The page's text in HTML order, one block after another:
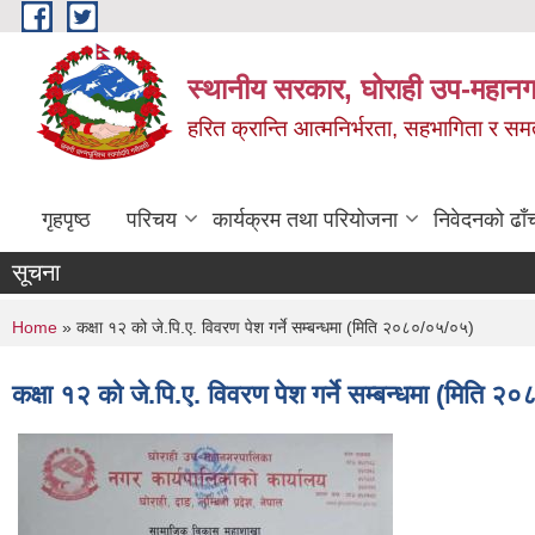
Skip to main content
स्थानीय सरकार, घोराही उप-
हरित क्रान्ति आत्मनिर्भरता, सहभागिता र
गृहपृष्ठ परिचय कार्यक्रम तथा परियोजना निवेदनको
सूचना
You are here
Home » कक्षा १२ को जे.पि.ए. विवरण पेश गर्ने सम्बन्धमा (मिति २०८०/०५/०५)
कक्षा १२ को जे.पि.ए. विवरण पेश गर्ने सम्बन्धमा (मिति